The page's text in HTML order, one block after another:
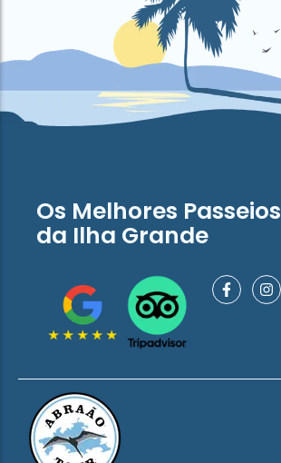
Os Melhores Passeios
da Ilha Grande